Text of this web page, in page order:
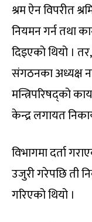
श्रम ऐन विपरीत
नियमन गर्न तथा
दिइएको थियो ।
संगठनका अध्यक्ष
मन्त्रिपरिषद्को
केन्द्र लगायत
विभागमा दर्ता
उजुरी गरेपछि ती
गरिएको थियो ।